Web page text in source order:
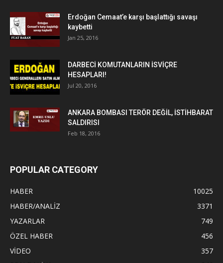
Erdoğan Cemaat’e karşı başlattığı savaşı
kaybetti
Jan 25, 2016
DARBECİ KOMUTANLARIN İSVİÇRE
HESAPLARI!
Jul 20, 2016
ANKARA BOMBASI TERÖR DEĞİL, İSTİHBARAT
SALDIRISI
Feb 18, 2016
POPULAR CATEGORY
HABER
10025
HABER/ANALİZ
3371
YAZARLAR
749
ÖZEL HABER
456
VİDEO
357